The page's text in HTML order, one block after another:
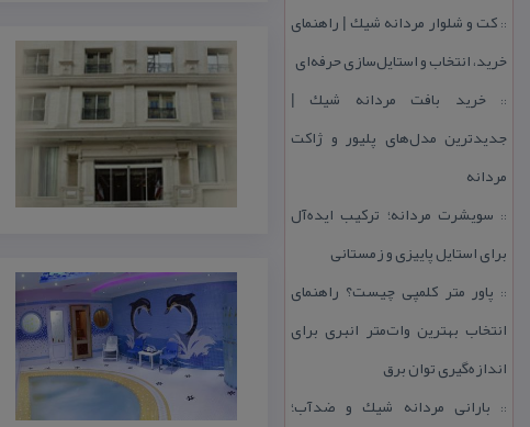
::كت و شلوار مردانه شیك | راهنمای
خرید، انتخاب و استایل‌سازی حرفه‌ای
::خرید بافت مردانه شیك |
جدیدترین مدل‌های پلیور و ژاكت
مردانه
:: سویشرت مردانه؛ تركیب ایده‌آل
برای استایل پاییزی و زمستانی
:: پاور متر كلمپی چیست؟ راهنمای
انتخاب بهترین وات‌متر انبری برای
اندازه‌گیری توان برق
:: بارانی مردانه شیك و ضدآب؛